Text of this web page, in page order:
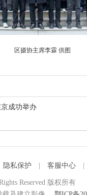
区摄协主席李霖 供图
成功举办
隐私保护 客服中心
Reserved 版权所有